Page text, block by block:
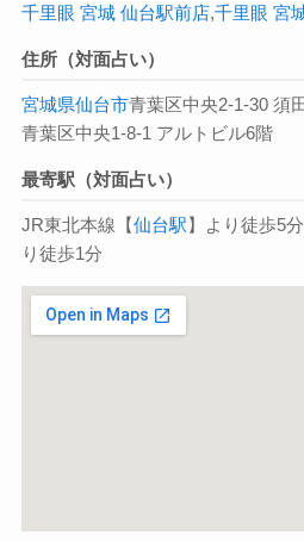
千里眼 宮城 仙台駅前店,千里眼 宮
住所（対面占い）
宮城県仙台市青葉区中央2-1-30 須
青葉区中央1-8-1 アルトビル6階
最寄駅（対面占い）
JR東北本線【仙台駅】より徒歩5
り徒歩1分